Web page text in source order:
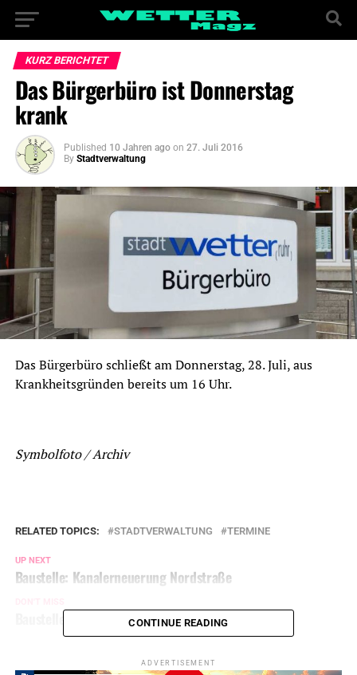
KURZ BERICHTET
Das Bürgerbüro ist Donnerstag
krank
Published 10 Jahren ago on 27. Juli 2016
By Stadtverwaltung
Das Bürgerbüro schließt am Donnerstag, 28. Juli, aus
Krankheitsgründen bereits um 16 Uhr.
Symbolfoto / Archiv
RELATED TOPICS: STADTVERWALTUNG TERMINE
UP NEXT
Baustelle: Kanalerneuerung Nordstraße
Baustellen im StadtgebietCONTINUE READING
ADVERTISEMENT